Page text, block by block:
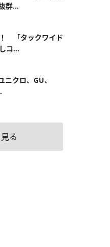
群...
「タックワイド
コ...
クロ、GU、
る